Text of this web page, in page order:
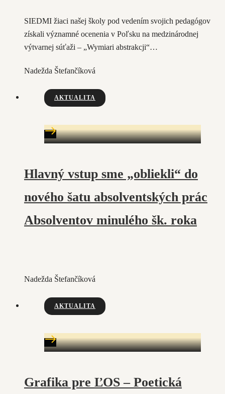
SIEDMI žiaci našej školy pod vedením svojich pedagógov
získali významné ocenenia v Poľsku na medzinárodnej
výtvarnej súťaži – „Wymiari abstrakcji“…
Nadežda Štefančíková
AKTUALITA
Hlavný vstup sme „obliekli“ do
nového šatu absolventských prác
Absolventov minulého šk. roka
Nadežda Štefančíková
AKTUALITA
Grafika pre ĽOS – Poetická